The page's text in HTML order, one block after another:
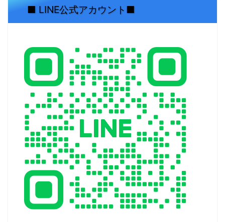
■ LINE公式アカウント■